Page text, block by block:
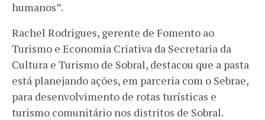
humanos”.
Rachel Rodrigues, gerente de Fomento ao
Turismo e Economia Criativa da Secretaria da
Cultura e Turismo de Sobral, destacou que a pasta
está planejando ações, em parceria com o Sebrae,
para desenvolvimento de rotas turísticas e
turismo comunitário nos distritos de Sobral.